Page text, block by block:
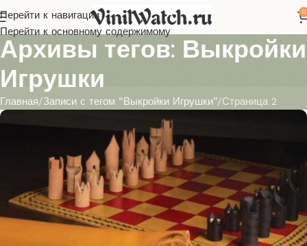
Перейти к навигации
Перейти к основному содержимому
0
Архивы тегов: Выкройки
Игрушки
Главная Записи с тегом “Выкройки Игрушки” Страница 2